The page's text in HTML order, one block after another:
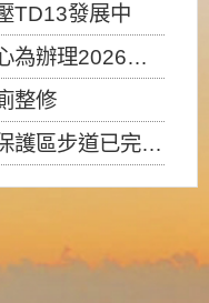
TD13發展中
海、空域警戒及協調相關事宜，因颱風備案事宜
整修
（星期一）起恢復開放入園，歡迎民眾依規定申請入園....